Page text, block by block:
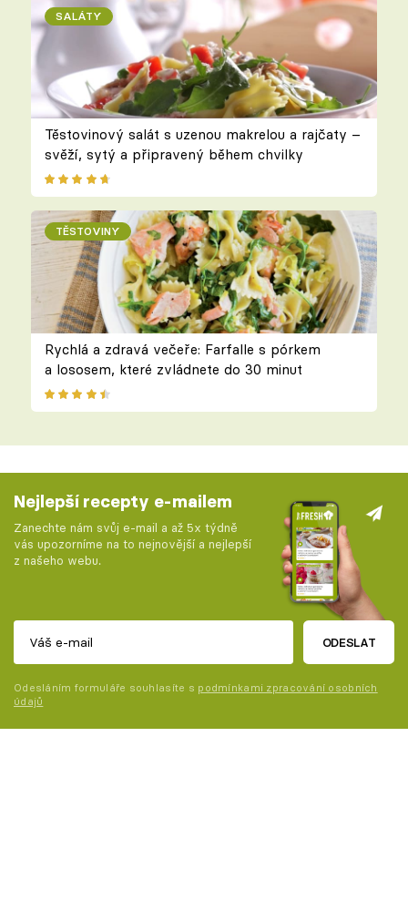
SALÁTY
Těstovinový salát s uzenou makrelou a rajčaty –
svěží, sytý a připravený během chvilky
TĚSTOVINY
Rychlá a zdravá večeře: Farfalle s pórkem
a lososem, které zvládnete do 30 minut
Nejlepší recepty e-mailem
Zanechte nám svůj e-mail a až 5x týdně
vás upozorníme na to nejnovější a nejlepší
z našeho webu.
ODESLAT
Odesláním formuláře souhlasíte s podmínkami zpracování osobních
údajů